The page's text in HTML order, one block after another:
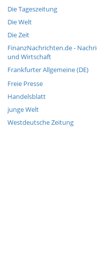
Die Tageszeitung
Die Welt
Die Zeit
FinanzNachrichten.de -
und Wirtschaft
Frankfurter Allgemeine (DE)
Freie Presse
Handelsblatt
junge Welt
Westdeutsche Zeitung